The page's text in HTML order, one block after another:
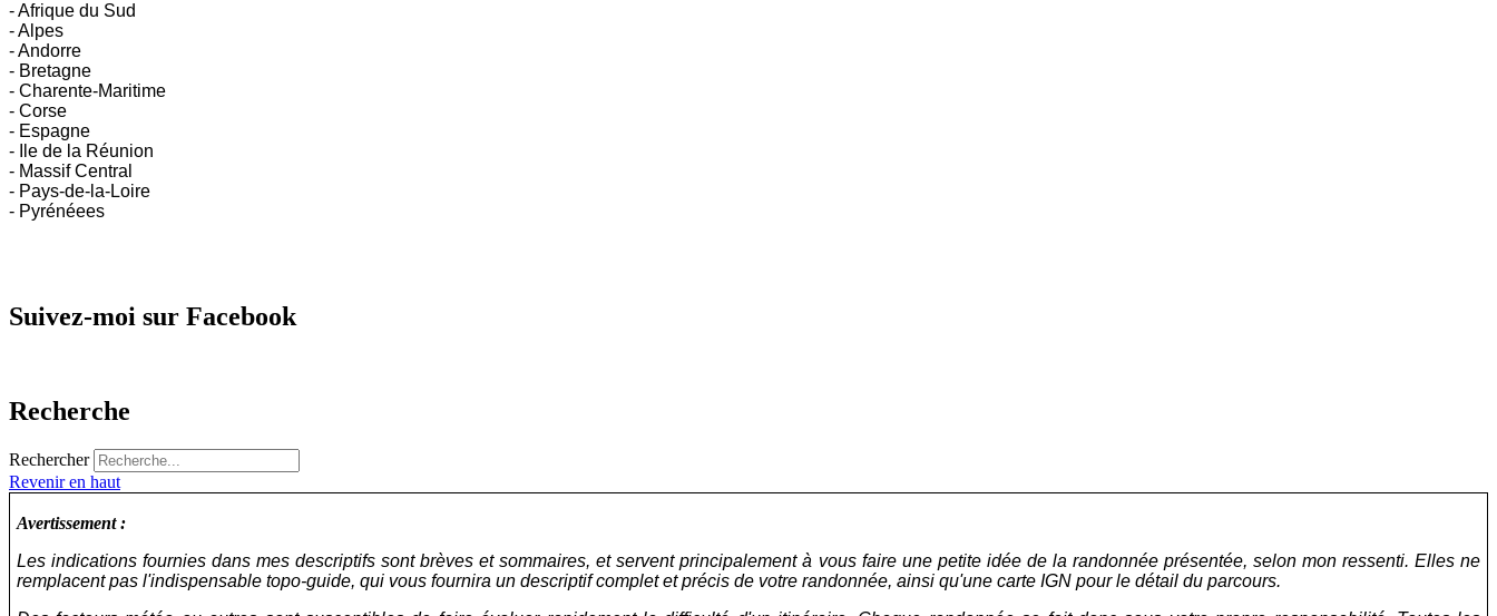
- Afrique du Sud
- Alpes
- Andorre
- Bretagne
- Charente-Maritime
- Corse
- Espagne
- Ile de la Réunion
- Massif Central
- Pays-de-la-Loire
- Pyrénéees
Suivez-moi sur Facebook
Recherche
Rechercher
Revenir en haut
Avertissement :
Les indications fournies dans mes descriptifs sont brèves et sommaires, et servent principalement à vous faire une petite idée de la randonnée présentée, selon mon ressenti. Elles ne
remplacent pas l'indispensable topo-guide, qui vous fournira un descriptif complet et précis de votre randonnée, ainsi qu'une carte IGN pour le détail du parcours.